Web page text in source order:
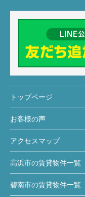
トップページ
お客様の声
アクセスマップ
高浜市の賃貸物件一覧
碧南市の賃貸物件一覧